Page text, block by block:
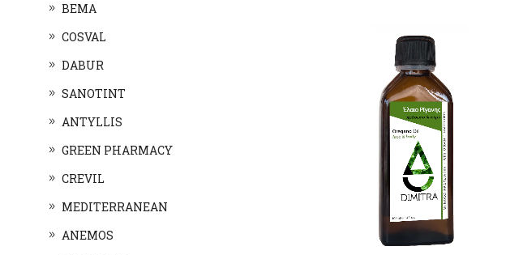
BEMA
COSVAL
DABUR
SANOTINT
ANTYLLIS
GREEN PHARMACY
CREVIL
MEDITERRANEAN
ANEMOS